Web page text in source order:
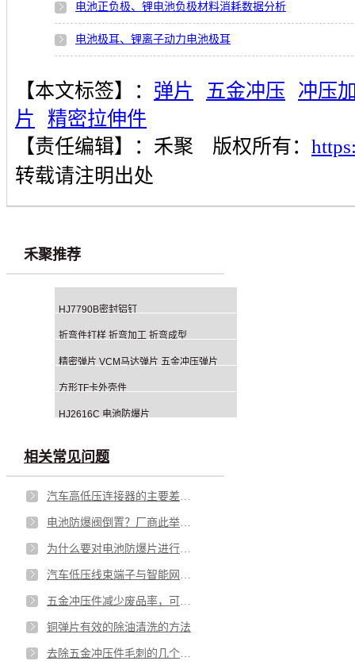
电池正负极、锂电池负极材料消耗数据分析
电池极耳、锂离子动力电池极耳
【本文标签】： 弹片 五金冲压
冲压
片
精密拉伸件
【责任编辑】： 禾聚 版权所有：
转载请注明出处
禾聚推荐
HJ7790B密封铝钉
折弯件打样 折弯加工 折弯成型
精密弹片 VCM马达弹片 五金冲压弹片
方形TF卡外壳件
HJ2616C 电池防爆片
相关常见问题
铜弹片有效的除油清洗的方法